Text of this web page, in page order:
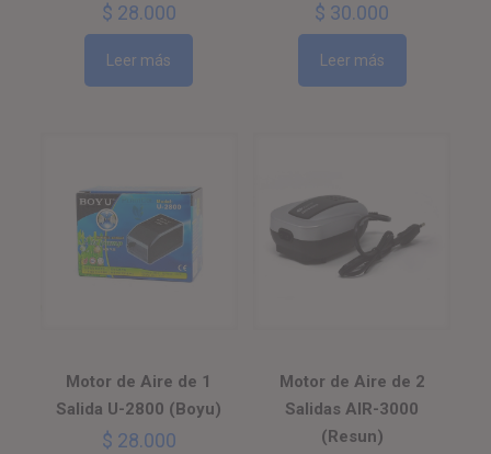
$ 28.000
Leer más
$ 30.000
Leer más
Motor de Aire de 1
Salida U-2800 (Boyu)
$ 28.000
Motor de Aire de 2
Salidas AIR-3000
(Resun)